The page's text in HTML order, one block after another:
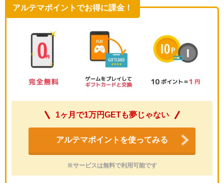
アルテマポイントでお得に課金！
1ヶ月で1万円GETも夢じゃない
アルテマポイントを使ってみる
※サービスは無料で利用可能です